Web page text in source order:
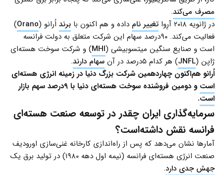
مصرف می‌کند.
در ژانویه ۲۰۱۸ آرِوا
تغییر نام داده و هم اکنون با برند اُرانو (Orano
)
فعالیت می‌کند. ۹۰درصد سهام این شرکت متعلق به دولت فرانسه
است و صنایع سنگین میتسوبیشی (MHI) و شرکت سوخت هسته‌ای
ژاپن (JNFL) هر کدام ۵درصد در آن سهام دارند.
اُرانو هم‌اکنون چهاردهمین شرکت بزرگ دنیا در زمینه انرژی هسته‌ای
است و دومین فروشنده سوخت هسته‌ای دنیا با ۹درصد سهم بازار
است.
سرمایه‌گذاری ایران چقدر در توسعه صنعت هسته‌ای
فرانسه نقش داشته‌است؟
آمارها نشان می‌دهد که پس از راه‌اندازی کارخانه غنی‌سازی اورودیف
صنعت انرژی هسته‌ای فرانسه (نیمه اول دهه ۱۹۸۰) در تولید برق یک
جهش جدی دارد.